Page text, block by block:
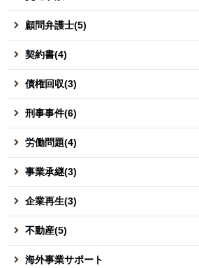
顧問弁護士(5)
契約書(4)
債権回収(3)
刑事事件(6)
労働問題(4)
事業承継(3)
企業再生(3)
不動産(5)
海外事業サポート